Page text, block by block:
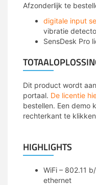
Afzonderlijk te
digitale input
vibratie
SensDesk Pro
Dit product wordt
portaal. De licentie
bestellen. Een demo
rechterkant te
HIGHLIGHTS
WiFi – 802.11
ethernet